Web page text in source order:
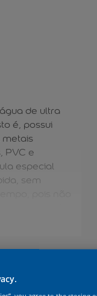
de ultra
é, possui
PVC e
especial
sem
são feitas
uma solução
anos.